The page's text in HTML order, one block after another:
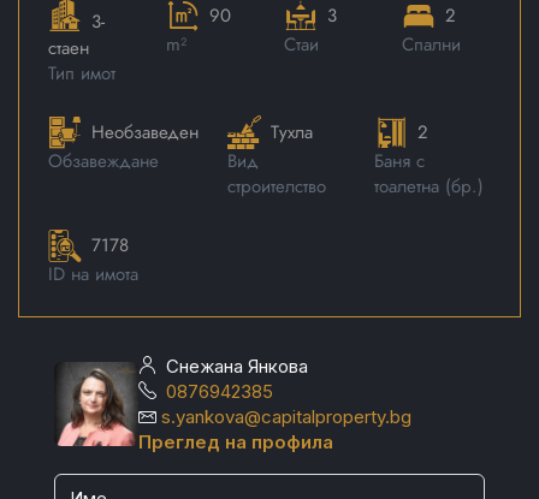
3-
стаен
Тип имот
90
m²
3
Стаи
2
Спални
Необзаведен
Обзавеждане
Тухла
Вид
строителство
2
Баня с
тоалетна (бр.)
7178
ID на имота
Снежана Янкова
0876942385
s.yankova@capitalproperty.bg
Преглед на профила